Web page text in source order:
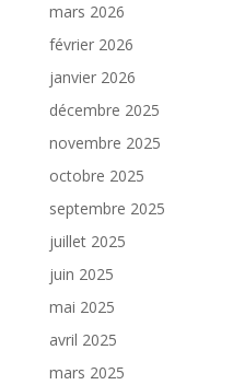
mars 2026
février 2026
janvier 2026
décembre 2025
novembre 2025
octobre 2025
septembre 2025
juillet 2025
juin 2025
mai 2025
avril 2025
mars 2025